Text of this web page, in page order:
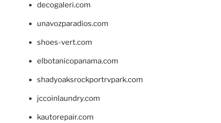
decogaleri.com
unavozparadios.com
shoes-vert.com
elbotanicopanama.com
shadyoaksrockportrvpark.com
jccoinlaundry.com
kautorepair.com